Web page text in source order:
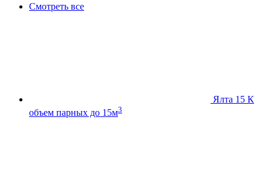
Смотреть все
Ялта 15 К
объем парных до 15м3